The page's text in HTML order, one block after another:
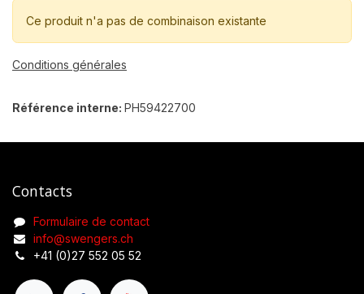
Ce produit n'a pas de combinaison existante
Conditions générales
Référence interne: PH59422700
Contacts
Formulaire de contact
info@swengers.ch
+41 (0)27 552 05 52